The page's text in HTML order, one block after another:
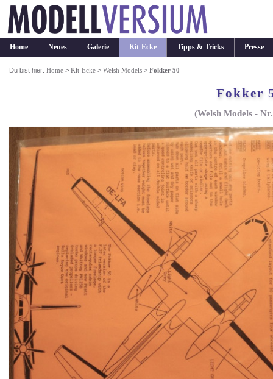
Home Neues Galerie Kit-Ecke Tipps & Tricks Presse
Du bist hier:Home >Kit-Ecke >Welsh Models >Fokker 50
Fokker
(Welsh Models -